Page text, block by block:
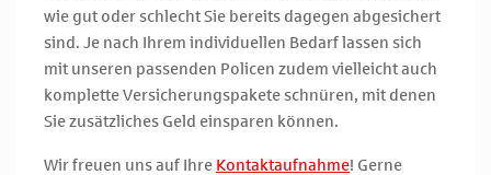
wie gut oder schlecht Sie bereits dagegen abgesichert
sind. Je nach Ihrem individuellen Bedarf lassen sich
mit unseren passenden Policen zudem vielleicht auch
komplette Versicherungspakete schnüren, mit denen
Sie zusätzliches Geld einsparen können.
Wir freuen uns auf Ihre Kontaktaufnahme! Gerne